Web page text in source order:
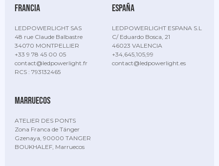
Francia
LEDPOWERLIGHT SAS
48 rue Claude Balbastre
34070 MONTPELLIER
+33 9 78 45 00 05
contact@ledpowerlight.fr
RCS : 793132465
España
LEDPOWERLIGHT ESPANA S.L
C/ Eduardo Bosca, 21
46023 VALENCIA
+34,645,105,99
contact@ledpowerlight.es
Marruecos
ATELIER DES PONTS
Zona Franca de Tánger
Gzenaya, 90000 TANGER
BOUKHALEF, Marruecos